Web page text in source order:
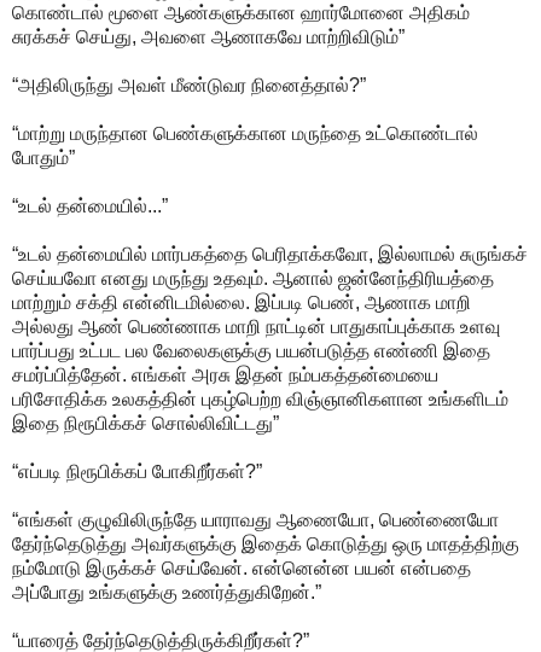
கொண்டால் மூளை ஆண்களுக்கான ஹார்மோனை அதிகம்
சுரக்கச் செய்து, அவளை ஆணாகவே மாற்றிவிடும்”
“அதிலிருந்து அவள் மீண்டுவர நினைத்தால்?”
“மாற்று மருந்தான பெண்களுக்கான மருந்தை உட்கொண்டால்
போதும்”
“உடல் தன்மையில்...”
“உடல் தன்மையில் மார்பகத்தை பெரிதாக்கவோ, இல்லாமல் சுருங்கச்
செய்யவோ எனது மருந்து உதவும். ஆனால் ஜன்னேந்திரியத்தை
மாற்றும் சக்தி என்னிடமில்லை. இப்படி பெண், ஆணாக மாறி
அல்லது ஆண் பெண்ணாக மாறி நாட்டின் பாதுகாப்புக்காக உளவு
பார்ப்பது உட்பட பல வேலைகளுக்கு பயன்படுத்த எண்ணி இதை
சமர்ப்பித்தேன். எங்கள் அரசு இதன் நம்பகத்தன்மையை
பரிசோதிக்க உலகத்தின் புகழ்பெற்ற விஞ்ஞானிகளான உங்களிடம்
இதை நிரூபிக்கச் சொல்லிவிட்டது”
“எப்படி நிரூபிக்கப் போகிறீர்கள்?”
“எங்கள் குழுவிலிருந்தே யாராவது ஆணையோ, பெண்ணையோ
தேர்ந்தெடுத்து அவர்களுக்கு இதைக் கொடுத்து ஒரு மாதத்திற்கு
நம்மோடு இருக்கச் செய்வேன். என்னென்ன பயன் என்பதை
அப்போது உங்களுக்கு உணர்த்துகிறேன்.”
“யாரைத் தேர்ந்தெடுத்திருக்கிறீர்கள்?”